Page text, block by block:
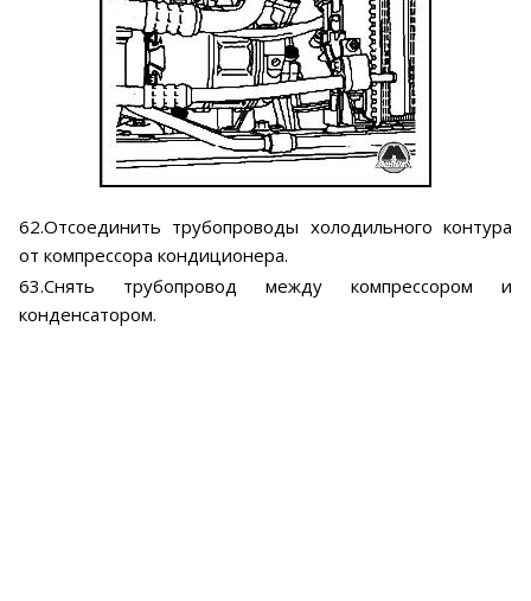
62.Отсоединить трубопроводы холодильного контура
от компрессора кондиционера.
63.Снять трубопровод между компрессором и
конденсатором.